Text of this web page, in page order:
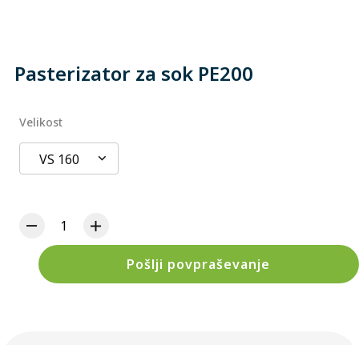
Pasterizator za sok PE200
Velikost
VS 160
Pošlji povpraševanje